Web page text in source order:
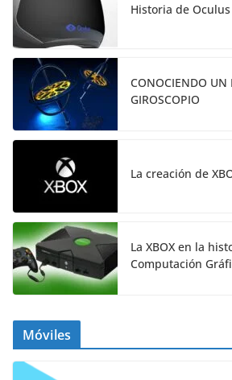
Historia de Oculus
CONOCIENDO UN
GIROSCOPIO
La creación de
La XBOX en la
Computación
Móviles